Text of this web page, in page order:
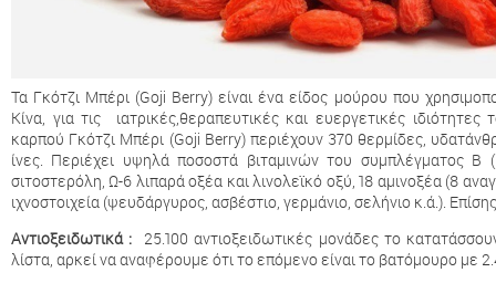
Τα Γκότζι Μπέρι (Goji Berry) είναι ένα είδος μούρου που
Κίνα, για τις ιατρικές,θεραπευτικές και ευεργετικές
καρπού Γκότζι Μπέρι (Goji Berry) περιέχουν 370 θερμίδες,
ίνες. Περιέχει υψηλά ποσοστά βιταμινών του συμπλέγματος
σιτοστερόλη, Ω-6 λιπαρά οξέα και λινολεϊκό οξύ, 18 αμινοξέα (8
ιχνοστοιχεία (ψευδάργυρος, ασβέστιο, γερμάνιο, σελήνιο κ.ά.).
Αντιοξειδωτικά :
25.100 αντιοξειδωτικές μονάδες το
λίστα, αρκεί να αναφέρουμε ότι το επόμενο είναι το βατόμουρο με